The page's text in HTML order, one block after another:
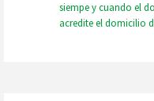
siempe y cuando el
acredite el domicilio